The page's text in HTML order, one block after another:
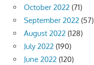
October 2022 (71)
September 2022 (57)
August 2022 (128)
July 2022 (190)
June 2022 (120)